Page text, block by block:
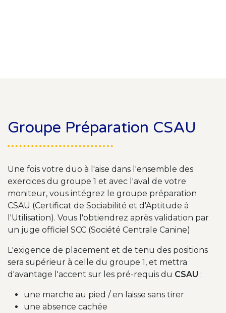
Groupe Préparation CSAU
Une fois votre duo à l'aise dans l'ensemble des
exercices du groupe 1 et avec l'aval de votre
moniteur, vous intégrez le groupe préparation
CSAU (Certificat de Sociabilité et d'Aptitude à
l'Utilisation). Vous l'obtiendrez après validation par
un juge officiel SCC (Société Centrale Canine)
L'exigence de placement et de tenu des positions
sera supérieur à celle du groupe 1, et mettra
d'avantage l'accent sur les pré-requis du CSAU :
une marche au pied / en laisse sans tirer
une absence cachée